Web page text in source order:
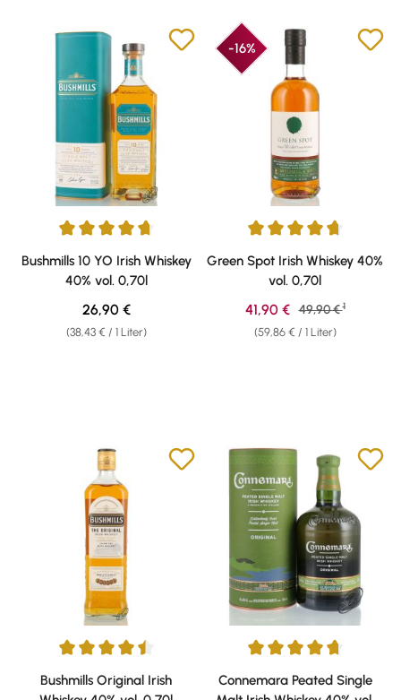
Durchschnittliche Bewertung von 4.75 von 5 Sternen
Bushmills 10 YO Irish Whiskey
40% vol. 0,70l
(38,43 € / 1 Liter)
Regulärer Preis:
26,90 €
-16%
Durchschnittliche Bewertung
Green Spot Irish Whiskey 40%
vol. 0,70l
(59,86 € / 1 Liter)
Verkaufspreis:
41,90 € Regulärer Preis:
49,90 € 1
Durchschnittliche Bewertung von 4.6 von 5 Sternen
Bushmills Original Irish
Durchschnittliche Bewertung
Connemara Peated Single